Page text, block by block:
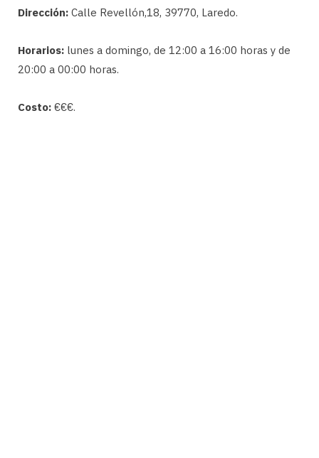
Dirección: Calle Revellón,18, 39770, Laredo.
Horarios: lunes a domingo, de 12:00 a 16:00 horas y de
20:00 a 00:00 horas.
Costo: €€€.